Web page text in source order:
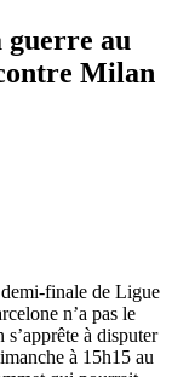
au
Milan
finale de Ligue
n’a pas le
s’apprête à disputer
à 15h15 au